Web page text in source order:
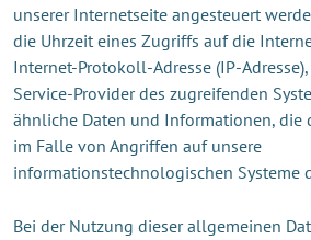
unserer Internetseite angesteuert
die Uhrzeit eines Zugriffs auf die
Internet-Protokoll-Adresse (IP-
Service-Provider des zugreifenden
ähnliche Daten und Informationen, die
im Falle von Angriffen auf unsere
informationstechnologischen Systeme
Bei der Nutzung dieser allgemeinen